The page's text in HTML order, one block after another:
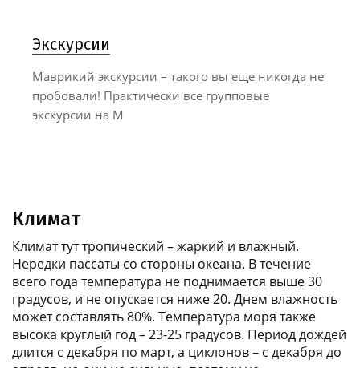
Экскурсии
Маврикий экскурсии – такого вы еще никогда не
пробовали! Практически все групповые
экскурсии на М
Климат
Климат тут тропический – жаркий и влажный.
Нередки пассаты со стороны океана. В течение
всего года температура не поднимается выше 30
градусов, и не опускается ниже 20. Днем влажность
может составлять 80%. Температура моря также
высока круглый год – 23-25 градусов. Период дождей
длится с декабря по март, а циклонов – с декабря до